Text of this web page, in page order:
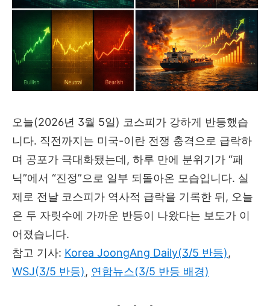
오늘(2026년 3월 5일) 코스피가 강하게 반등했습
니다. 직전까지는 미국-이란 전쟁 충격으로 급락하
며 공포가 극대화됐는데, 하루 만에 분위기가 “패
닉”에서 “진정”으로 일부 되돌아온 모습입니다. 실
제로 전날 코스피가 역사적 급락을 기록한 뒤, 오늘
은 두 자릿수에 가까운 반등이 나왔다는 보도가 이
어졌습니다.
참고 기사: Korea JoongAng Daily(3/5 반등),
WSJ(3/5 반등), 연합뉴스(3/5 반등 배경)